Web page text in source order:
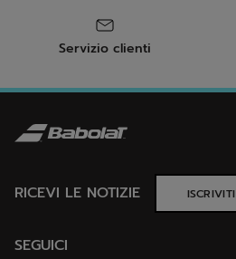
Servizio clienti
RICEVI LE NOTIZIE ISCRIVITI
SEGUICI